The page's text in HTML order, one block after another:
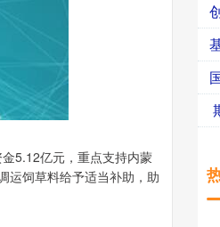
5.12亿元，重点支持内蒙
运饲草料给予适当补助，助